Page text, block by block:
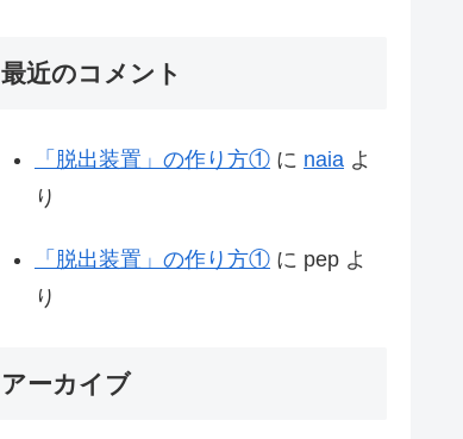
最近のコメント
「脱出装置」の作り方① に naia よ
り
「脱出装置」の作り方① に pep よ
り
アーカイブ